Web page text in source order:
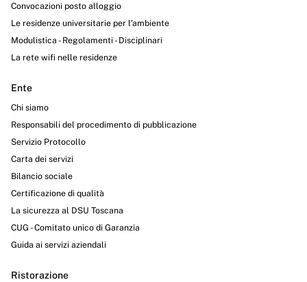
Convocazioni posto alloggio
Le residenze universitarie per l’ambiente
Modulistica - Regolamenti - Disciplinari
La rete wifi nelle residenze
Ente
Chi siamo
Responsabili del procedimento di pubblicazione
Servizio Protocollo
Carta dei servizi
Bilancio sociale
Certificazione di qualità
La sicurezza al DSU Toscana
CUG - Comitato unico di Garanzia
Guida ai servizi aziendali
Ristorazione